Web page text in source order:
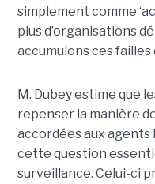
simplement comme
plus d’organisations
accumulons ces failles
M. Dubey estime que
repenser la manière
accordées aux
cette question
surveillance. Celui-ci